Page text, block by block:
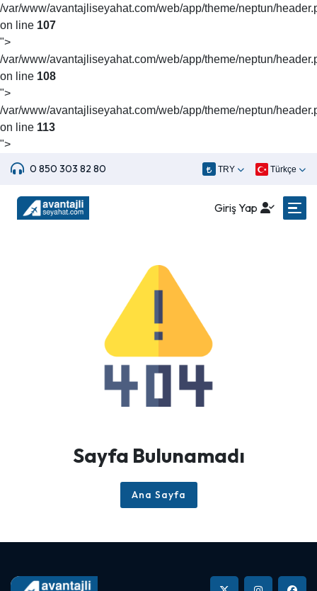
/var/www/avantajliseyahat.com/web/app/theme/neptun/
on line 107
">
/var/www/avantajliseyahat.com/web/app/theme/neptun/
on line 108
">
/var/www/avantajliseyahat.com/web/app/theme/neptun/
on line 113
">
0 850 303 82 80 TRY Türkçe
Giriş Yap
Sayfa Bulunamadı
Ana Sayfa